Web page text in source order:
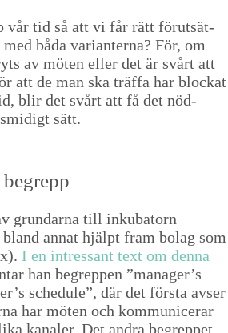
vår tid så att vi får rätt förut­sät­
båda vari­anter­na? För, om
av möten eller det är svårt att
att de man ska träf­fa har block­at
blir det svårt att få det nöd­
sätt.
grun­dar­na till inku­ba­torn
annat hjälpt fram bolag som
I en intres­sant text om den­na
han begrep­pen ”manager’s
sched­ule”, där det förs­ta avs­er
har möten och kom­mu­nicer­ar
kanaler. Det andra begrep­pet,